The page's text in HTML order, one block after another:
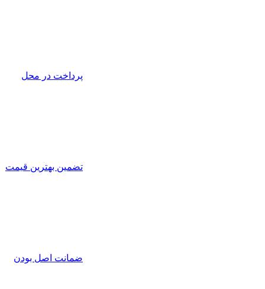
پرداخت در محل
تضمین بهترین قیمت
ضمانت اصل بودن